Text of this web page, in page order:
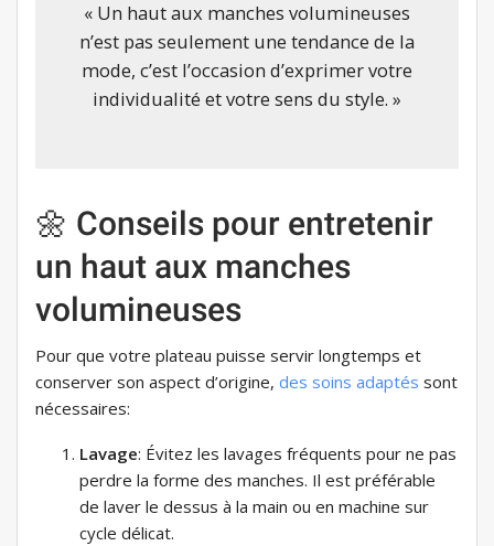
« Un haut aux manches volumineuses
n’est pas seulement une tendance de la
mode, c’est l’occasion d’exprimer votre
individualité et votre sens du style. »
🌼 Conseils pour entretenir
un haut aux manches
volumineuses
Pour que votre plateau puisse servir longtemps et
conserver son aspect d’origine, des soins adaptés sont
nécessaires:
Lavage: Évitez les lavages fréquents pour ne pas
perdre la forme des manches. Il est préférable
de laver le dessus à la main ou en machine sur
cycle délicat.